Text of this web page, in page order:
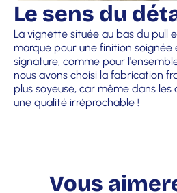
Le sens du
La vignette située au bas du pull
marque pour une finition soignée
signature, comme pour
nous avons choisi la fabrication
plus soyeuse, car même dans les
une qualité irréprochable !
Vous